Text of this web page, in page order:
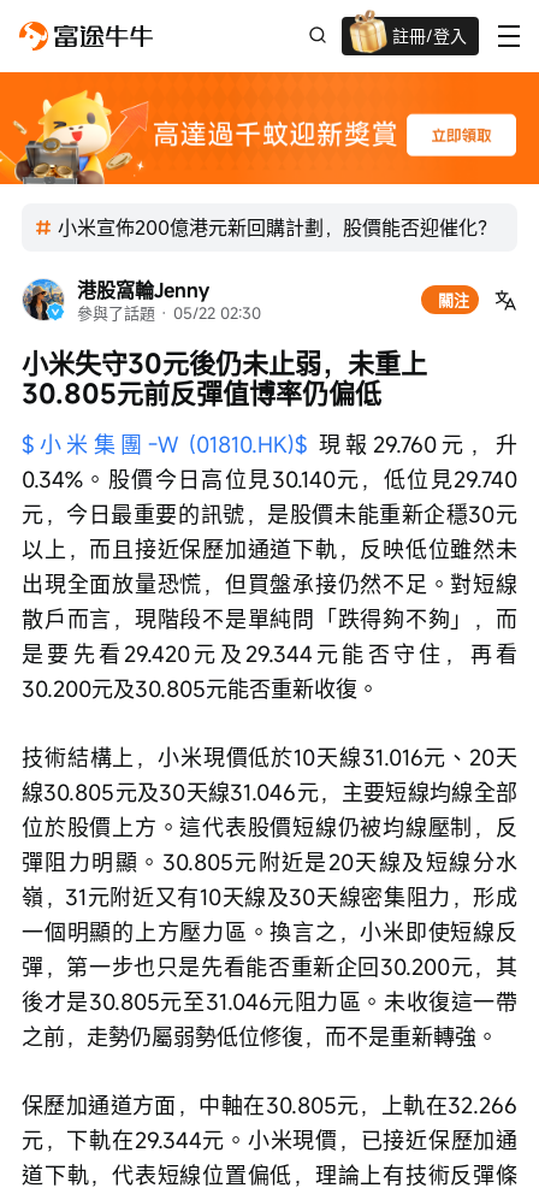
註冊/登入
迎新驚喜賞 股票/BTC等任你揀!
小米宣佈200億港元新回購計劃，股價能否迎催化？
港股窩輪Jenny
參與了話題 · 05/22 02:30
關注
小米失守30元後仍未止弱，未重上
30.805元前反彈值博率仍偏低
$小米集團-W (01810.HK)$ 現報29.760元，升
0.34%。股價今日高位見30.140元，低位見29.740
元，今日最重要的訊號，是股價未能重新企穩30元
以上，而且接近保歷加通道下軌，反映低位雖然未
出現全面放量恐慌，但買盤承接仍然不足。對短線
散戶而言，現階段不是單純問「跌得夠不夠」，而
是要先看29.420元及29.344元能否守住，再看
30.200元及30.805元能否重新收復。
技術結構上，小米現價低於10天線31.016元、20天
線30.805元及30天線31.046元，主要短線均線全部
位於股價上方。這代表股價短線仍被均線壓制，反
彈阻力明顯。30.805元附近是20天線及短線分水
嶺，31元附近又有10天線及30天線密集阻力，形成
一個明顯的上方壓力區。換言之，小米即使短線反
彈，第一步也只是先看能否重新企回30.200元，其
後才是30.805元至31.046元阻力區。未收復這一帶
之前，走勢仍屬弱勢低位修復，而不是重新轉強。
保歷加通道方面，中軸在30.805元，上軌在32.266
元，下軌在29.344元。小米現價，已接近保歷加通
道下軌，代表短線位置偏低，理論上有技術反彈條